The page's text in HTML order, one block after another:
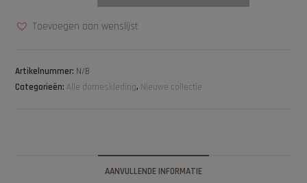
Toevoegen aan wenslijst
Artikelnummer: N/B
Categorieën: Alle dameskleding, Nieuwe collectie
AANVULLENDE INFORMATIE